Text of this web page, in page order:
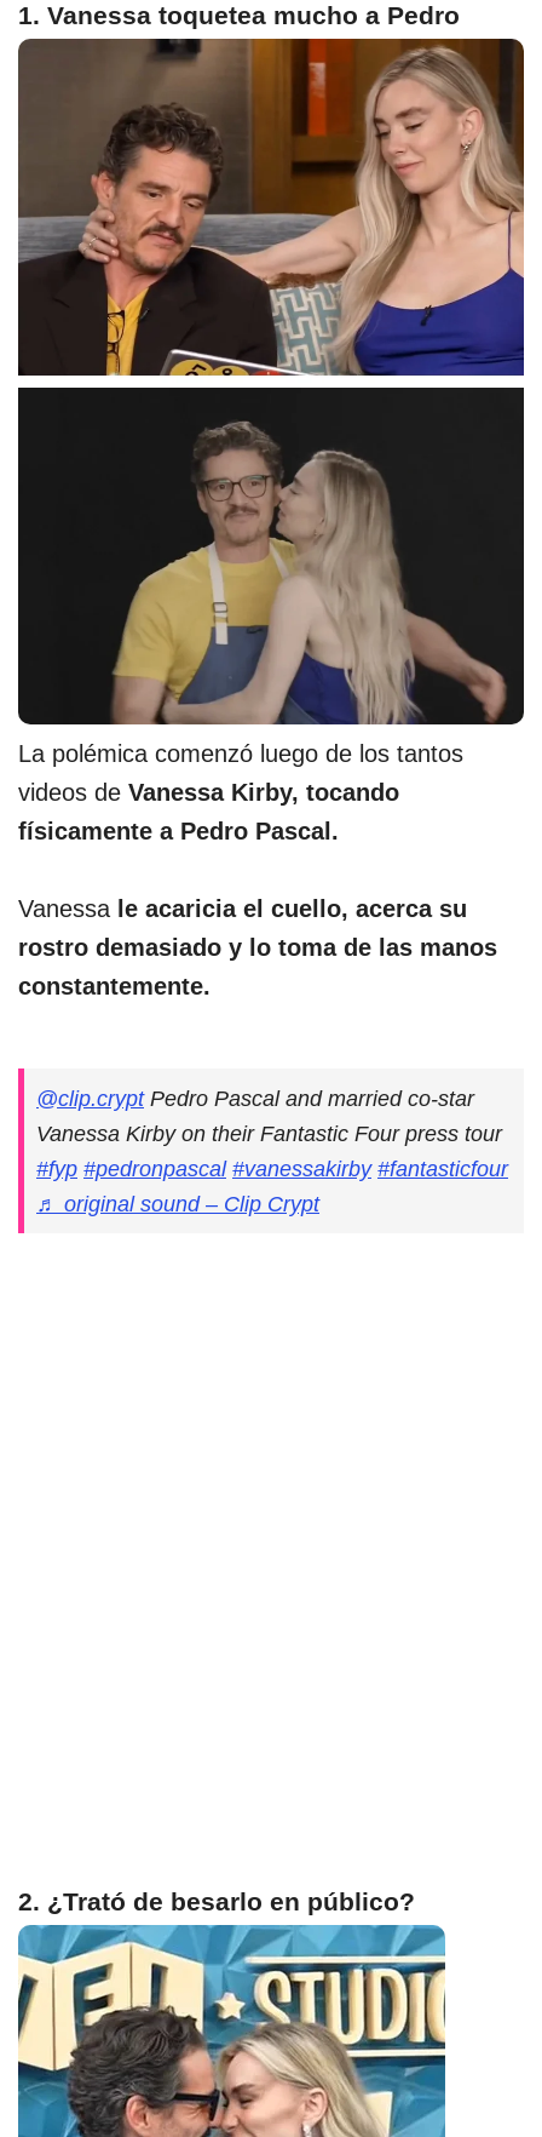
1. Vanessa toquetea mucho a Pedro
La polémica comenzó luego de los tantos
videos de Vanessa Kirby, tocando
físicamente a Pedro Pascal.
Vanessa le acaricia el cuello, acerca su
rostro demasiado y lo toma de las manos
constantemente.
@clip.cryptPedro Pascal and married co-star
Vanessa Kirby on their Fantastic Four press tour
#fyp #pedronpascal #vanessakirby #fantasticfour
♬ original sound – Clip Crypt
2. ¿Trató de besarlo en público?